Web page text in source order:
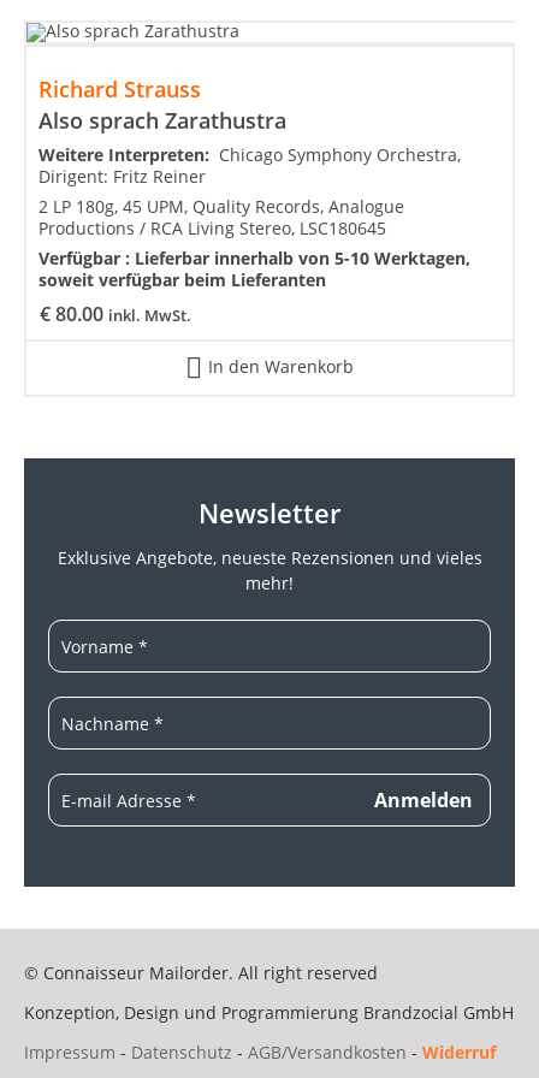
Richard Strauss
Also sprach Zarathustra
€80.00 inkl. MwSt.
Weitere Interpreten: Chicago Symphony Orchestra,
Dirigent: Fritz Reiner
2 LP 180g, 45 UPM, Quality Records, Analogue
Productions / RCA Living Stereo, LSC180645
Verfügbar : Lieferbar innerhalb von 5-10 Werktagen,
soweit verfügbar beim Lieferanten
In den Warenkorb
Newsletter
Exklusive Angebote, neueste Rezensionen und vieles
mehr!
© Connaisseur Mailorder. All right reserved
Konzeption, Design und Programmierung Brandzocial GmbH
Impressum - Datenschutz - AGB/Versandkosten - Widerruf